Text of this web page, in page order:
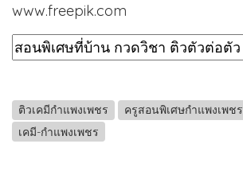
www.freepik.com
ติวเคมีกำแพงเพชร
ครูสอนพิเศษกำแพงเพชร
เคมี-กำแพงเพชร